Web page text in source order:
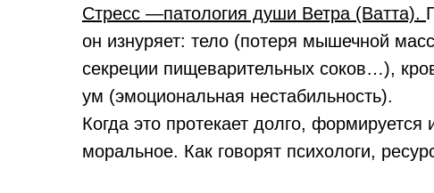
Стресс —патология души Ветра (Ватта).
он изнуряет: тело (потеря мышечной
секреции пищеварительных соков…),
ум (эмоциональная нестабильность).
Когда это протекает долго,
моральное. Как говорят психологи,